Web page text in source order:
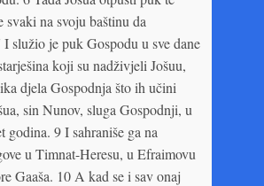
na svoju baštinu da
služio je puk Gospodu u sve dane
koji su nadživjeli Jošuu,
djela Gospodnja što ih učini
sin Nunov, sluga Gospodnji, u
godina. 9 I sahraniše ga na
u Timnat-Heresu, u Efraimovu
Gaaša. 10 A kad se i sav onaj